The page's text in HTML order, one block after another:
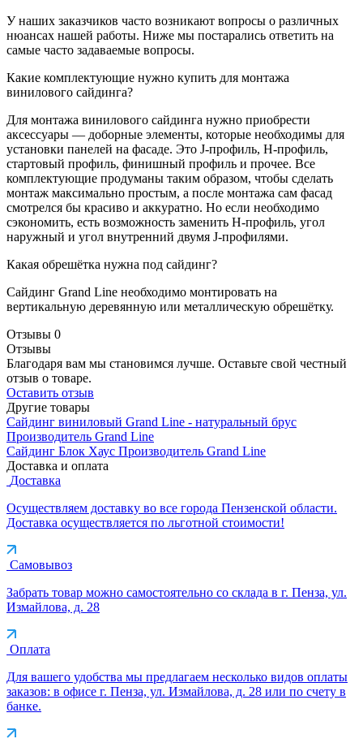
У наших заказчиков часто возникают вопросы о различных
нюансах нашей работы. Ниже мы постарались ответить на
самые часто задаваемые вопросы.
Какие комплектующие нужно купить для монтажа
винилового сайдинга?
Для монтажа винилового сайдинга нужно приобрести
аксессуары — доборные элементы, которые необходимы для
установки панелей на фасаде. Это J-профиль, Н-профиль,
стартовый профиль, финишный профиль и прочее. Все
комплектующие продуманы таким образом, чтобы сделать
монтаж максимально простым, а после монтажа сам фасад
смотрелся бы красиво и аккуратно. Но если необходимо
сэкономить, есть возможность заменить H-профиль, угол
наружный и угол внутренний двумя J-профилями.
Какая обрешётка нужна под сайдинг?
Сайдинг Grand Line необходимо монтировать на
вертикальную деревянную или металлическую обрешётку.
Отзывы 0
Отзывы
Благодаря вам мы становимся лучше. Оставьте свой честный
отзыв о товаре.
Оставить отзыв
Другие товары
Сайдинг виниловый Grand Line - натуральный брус
Производитель Grand Line
Сайдинг Блок Хаус Производитель Grand Line
Доставка и оплата
Доставка
Осуществляем доставку во все города Пензенской области.
Доставка осуществляется по льготной стоимости!
Самовывоз
Забрать товар можно самостоятельно со склада в г. Пенза, ул.
Измайлова, д. 28
Оплата
Для вашего удобства мы предлагаем несколько видов оплаты
заказов: в офисе г. Пенза, ул. Измайлова, д. 28 или по счету в
банке.